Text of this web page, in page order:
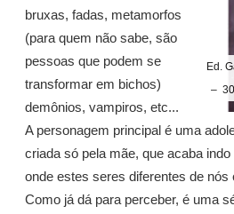
Ed.
–
bruxas, fadas, metamorfos
(para quem não sabe, são
pessoas que podem se
transformar em bichos)
demônios, vampiros, etc...
A personagem principal é uma
criada só pela mãe, que acaba
onde estes seres diferentes de nós
Como já dá para perceber, é uma